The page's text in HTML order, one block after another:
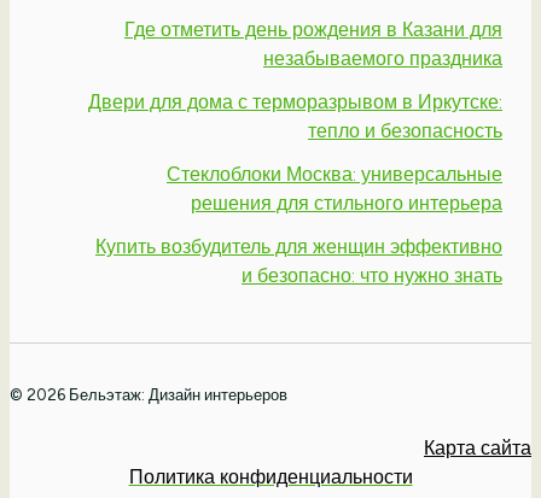
Где отметить день рождения в Казани для
незабываемого праздника
Двери для дома с терморазрывом в Иркутске:
тепло и безопасность
Стеклоблоки Москва: универсальные
решения для стильного интерьера
Купить возбудитель для женщин эффективно
и безопасно: что нужно знать
© 2026 Бельэтаж: Дизайн интерьеров
Карта сайта
Политика конфиденциальности